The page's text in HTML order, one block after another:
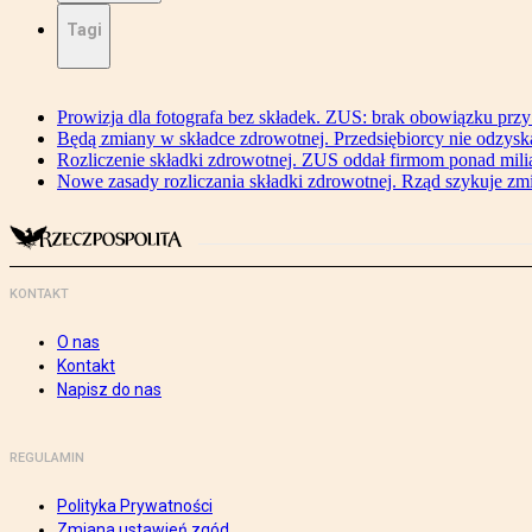
Tagi
Prowizja dla fotografa bez składek. ZUS: brak obowiązku
Będą zmiany w składce zdrowotnej. Przedsiębiorcy nie
Rozliczenie składki zdrowotnej. ZUS oddał firmom ponad
Nowe zasady rozliczania składki zdrowotnej. Rząd szykuje
KONTAKT
O nas
Kontakt
Napisz do nas
REGULAMIN
Polityka Prywatności